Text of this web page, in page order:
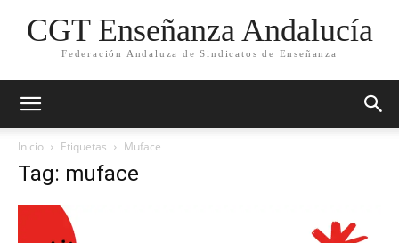
CGT Enseñanza Andalucía
Federación Andaluza de Sindicatos de Enseñanza
Inicio Etiquetas Muface
Tag: muface